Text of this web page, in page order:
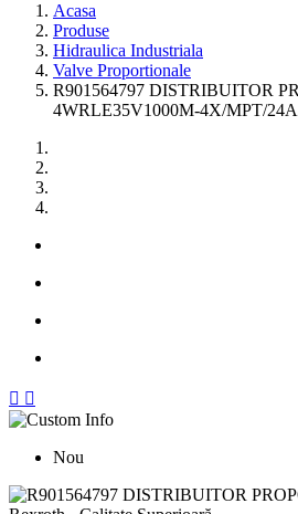
Acasa
Produse
Hidraulica Industriala
Valve Proportionale
R901564797 DISTRIBUITOR
4WRLE35V1000M-4X/MPT/
 
Nou